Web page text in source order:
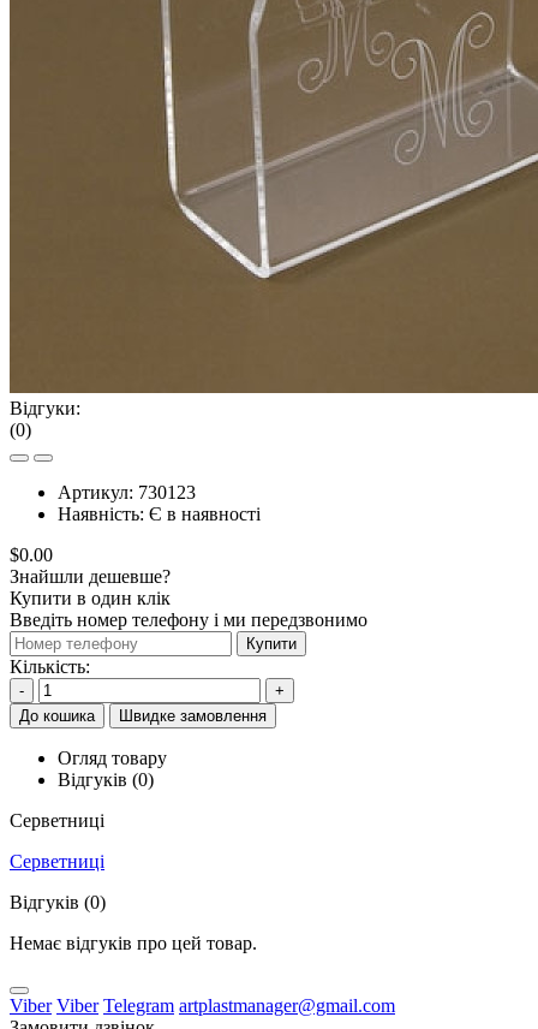
Відгуки:
(0)
Артикул: 730123
Наявність: Є в наявності
$0.00
Знайшли дешевше?
Купити в один клік
Введіть номер телефону і ми передзвонимо
Купити
Кількість:
-
+
До кошика
Швидке замовлення
Огляд товару
Відгуків (0)
Серветниці
Серветниці
Відгуків (0)
Немає відгуків про цей товар.
Viber Viber Telegram artplastmanager@gmail.com